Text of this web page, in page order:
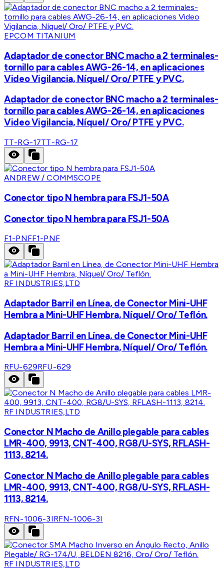
EPCOM TITANIUM
Adaptador de conector BNC macho a 2 terminales-
tornillo para cables AWG-26-14, en aplicaciones
Video Vigilancia, Níquel/ Oro/ PTFE y PVC.
Adaptador de conector BNC macho a 2 terminales-
tornillo para cables AWG-26-14, en aplicaciones
Video Vigilancia, Níquel/ Oro/ PTFE y PVC.
TT-RG-17TT-RG-17
ANDREW / COMMSCOPE
Conector tipo N hembra para FSJ1-50A
Conector tipo N hembra para FSJ1-50A
F1-PNFF1-PNF
RF INDUSTRIES,LTD
Adaptador Barril en Línea, de Conector Mini-UHF
Hembra a Mini-UHF Hembra, Níquel/ Oro/ Teflón.
Adaptador Barril en Línea, de Conector Mini-UHF
Hembra a Mini-UHF Hembra, Níquel/ Oro/ Teflón.
RFU-629RFU-629
RF INDUSTRIES,LTD
Conector N Macho de Anillo plegable para cables
LMR-400, 9913, CNT-400, RG8/U-SYS, RFLASH-
1113, 8214.
Conector N Macho de Anillo plegable para cables
LMR-400, 9913, CNT-400, RG8/U-SYS, RFLASH-
1113, 8214.
RFN-1006-3IRFN-1006-3I
RF INDUSTRIES,LTD